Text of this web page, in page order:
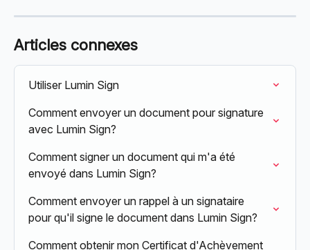
Articles connexes
Utiliser Lumin Sign
Comment envoyer un document pour signature
avec Lumin Sign?
Comment signer un document qui m'a été
envoyé dans Lumin Sign?
Comment envoyer un rappel à un signataire
pour qu'il signe le document dans Lumin Sign?
Comment obtenir mon Certificat d'Achèvement